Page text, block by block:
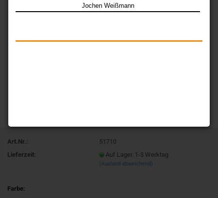
Jochen Weißmann
Art.Nr.:
51710
Lieferzeit:
Auf Lager. 1-3 Werktag
(Ausland abweichend)
Farbe: